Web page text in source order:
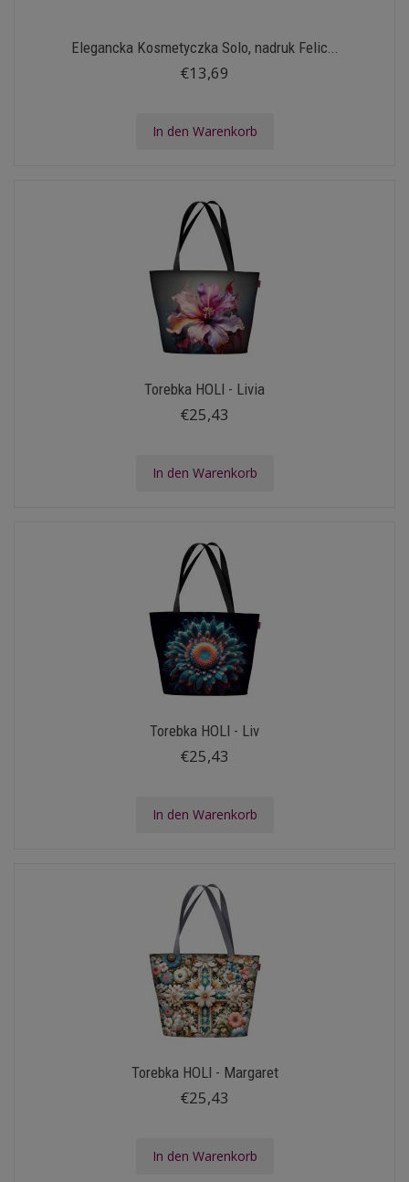
Elegancka Kosmetyczka Solo, nadruk Felic...
€13,69
In den Warenkorb
Torebka HOLI - Livia
€25,43
In den Warenkorb
Torebka HOLI - Liv
€25,43
In den Warenkorb
Torebka HOLI - Margaret
€25,43
In den Warenkorb